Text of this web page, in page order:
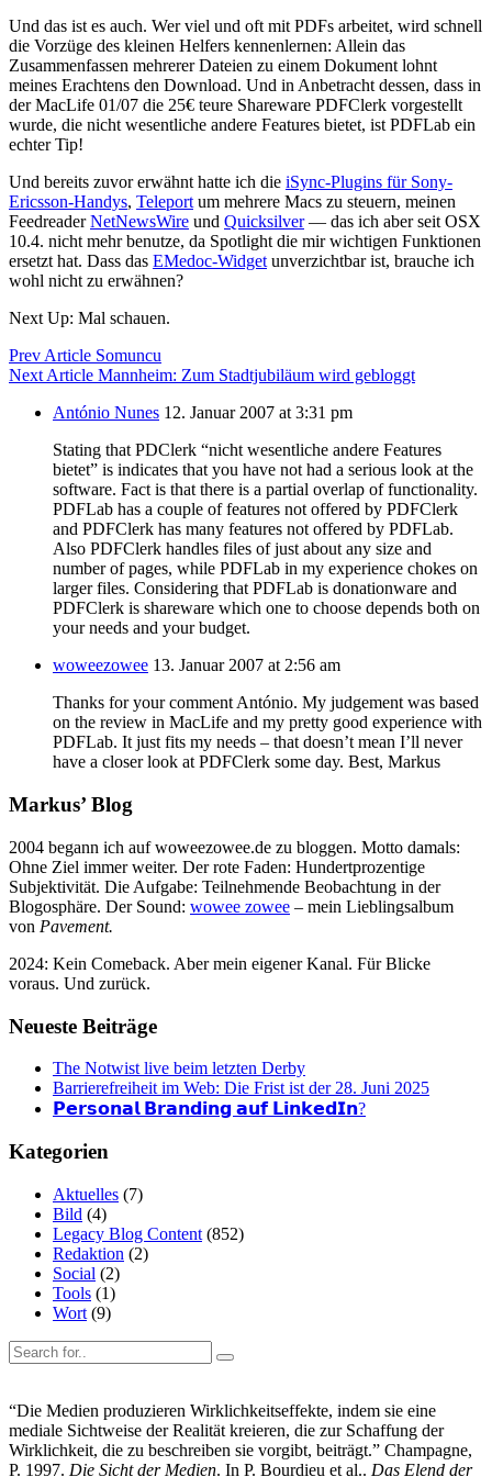
Und das ist es auch. Wer viel und oft mit PDFs arbeitet, wird schnell
die Vorzüge des kleinen Helfers kennenlernen: Allein das
Zusammenfassen mehrerer Dateien zu einem Dokument lohnt
meines Erachtens den Download. Und in Anbetracht dessen, dass in
der MacLife 01/07 die 25€ teure Shareware PDFClerk vorgestellt
wurde, die nicht wesentliche andere Features bietet, ist PDFLab ein
echter Tip!
Und bereits zuvor erwähnt hatte ich die iSync-Plugins für Sony-
Ericsson-Handys, Teleportum mehrere Macs zu steuern, meinen
FeedreaderNetNewsWire und Quicksilver— das ich aber seit OSX
10.4. nicht mehr benutze, da Spotlight die mir wichtigen Funktionen
ersetzt hat. Dass das EMedoc-Widgetunverzichtbar ist, brauche ich
wohl nicht zu erwähnen?
Next Up: Mal schauen.
Prev Article Somuncu
Next Article Mannheim: Zum Stadtjubiläum wird gebloggt
António Nunes 12. Januar 2007 at 3:31 pm
Stating that PDClerk “nicht wesentliche andere Features
bietet” is indicates that you have not had a serious look at the
software. Fact is that there is a partial overlap of functionality.
PDFLab has a couple of features not offered by PDFClerk
and PDFClerk has many features not offered by PDFLab.
Also PDFClerk handles files of just about any size and
number of pages, while PDFLab in my experience chokes on
larger files. Considering that PDFLab is donationware and
PDFClerk is shareware which one to choose depends both on
your needs and your budget.
woweezowee 13. Januar 2007 at 2:56 am
Thanks for your comment António. My judgement was based
on the review in MacLife and my pretty good experience with
PDFLab. It just fits my needs – that doesn’t mean I’ll never
have a closer look at PDFClerk some day. Best, Markus
Markus’ Blog
2004 begann ich auf woweezowee.de zu bloggen. Motto damals:
Ohne Ziel immer weiter. Der rote Faden: Hundertprozentige
Subjektivität. Die Aufgabe: Teilnehmende Beobachtung in der
Blogosphäre. Der Sound: wowee zowee – mein Lieblingsalbum
von Pavement.
2024: Kein Comeback. Aber mein eigener Kanal. Für Blicke
voraus. Und zurück.
Neueste Beiträge
The Notwist live beim letzten Derby
Barrierefreiheit im Web: Die Frist ist der 28. Juni 2025
𝗣𝗲𝗿𝘀𝗼𝗻𝗮𝗹 𝗕𝗿𝗮𝗻𝗱𝗶𝗻𝗴 𝗮𝘂𝗳 𝗟𝗶𝗻𝗸𝗲𝗱𝗜𝗻?
Kategorien
Aktuelles (7)
Bild (4)
Legacy Blog Content (852)
Redaktion (2)
Social (2)
Tools (1)
Wort (9)
“Die Medien produzieren Wirklichkeitseffekte, indem sie eine
mediale Sichtweise der Realität kreieren, die zur Schaffung der
Wirklichkeit, die zu beschreiben sie vorgibt, beiträgt.” Champagne,
P. 1997. Die Sicht der Medien. In P. Bourdieu et al.. Das Elend der